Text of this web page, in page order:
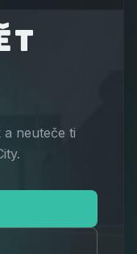
a neuteče ti